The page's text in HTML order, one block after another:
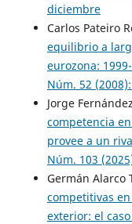
diciembre
Carlos Pateiro
equilibrio a
eurozona:
Núm. 52
Jorge
competencia
provee a un
Núm. 103
Germán Alarco
competitivas
exterior: el